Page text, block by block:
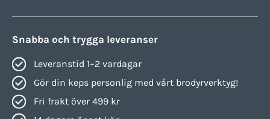
Snabba och trygga leveranser
Leveranstid 1–2 vardagar
Gör din keps personlig med vårt brodyrverktyg!
Fri frakt över 499 kr